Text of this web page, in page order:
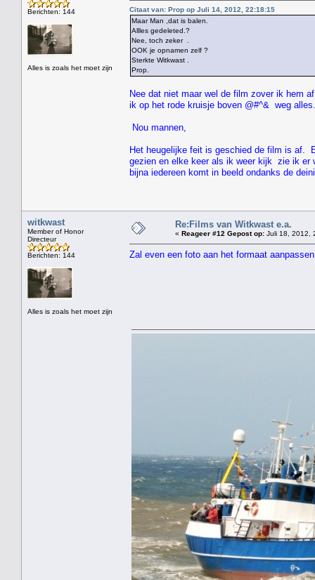
Berichten: 144
Alles is zoals het moet zijn
Citaat van: Prop op Juli 14, 2012, 22:18:15
Maar Man ,dat is balen.
Allles gedeleted.?
Nee, toch zeker .
OOK je opnamen zelf ?
Sterkte Witkwast .
Prop.
Nee dat niet maar wel de film zover ik hem
ik op het rode kruisje boven @#^& weg
Nou mannen,
Het heugelijke feit is geschied de film is af.
gezien en elke keer als ik weer kijk zie ik er
bijna iedereen komt in beeld ondanks de
witkwast
Member of Honor
Directeur
Berichten: 144
Alles is zoals het moet zijn
Re:Films van Witkwast e.a.
« Reageer #12 Gepost op: Juli 18, 2012,
Zal even een foto aan het formaat